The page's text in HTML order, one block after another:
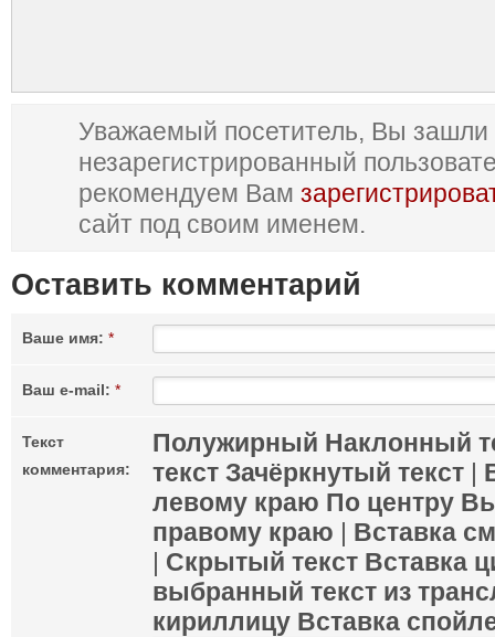
Уважаемый посетитель, Вы зашли
незарегистрированный
рекомендуем Вам
сайт под своим именем.
Оставить комментарий
Ваше имя: *
Ваш e-mail: *
Текст
комментария:
Полужирный Наклонный
текст Зачёркнутый текст |
левому краю По центру
правому краю | Вставка
| Скрытый текст Вставка
выбранный текст из
кириллицу Вставка